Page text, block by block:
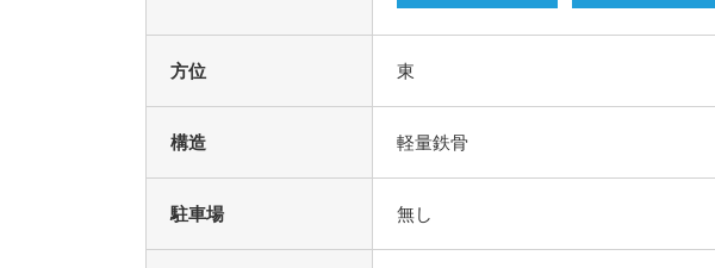
方位 東
構造 軽量鉄骨
駐車場 無し